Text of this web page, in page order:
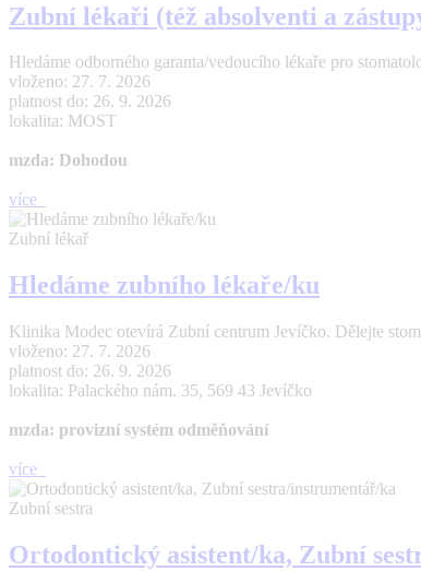
Zubní lékaři (též absolventi a
Hledáme odborného garanta/vedoucího lékaře pro
vloženo: 27. 7. 2026
platnost do: 26. 9. 2026
lokalita: MOST
mzda: Dohodou
více
Zubní lékař
Hledáme zubního lékaře/ku
Klinika Modec otevírá Zubní centrum Jevíčko. Dělejte
vloženo: 27. 7. 2026
platnost do: 26. 9. 2026
lokalita: Palackého nám. 35, 569 43 Jevíčko
mzda: provizní systém odměňování
více
Zubní sestra
Ortodontický asistent/ka, Zubní